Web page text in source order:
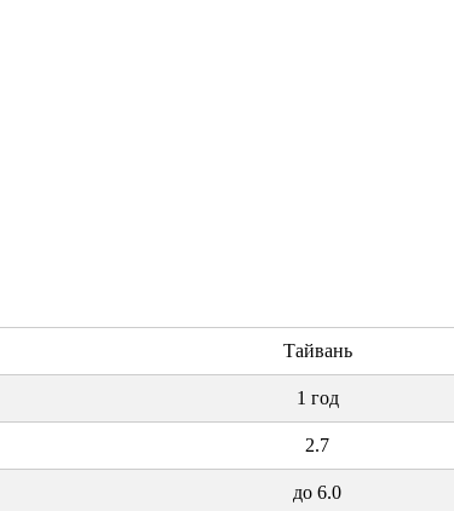
Тайвань
1 год
2.7
до 6.0